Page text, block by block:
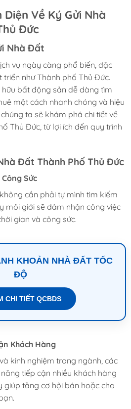
Về Ký Gửi Nhà
Đức
Nhà Đất
vụ ngày càng phổ biến, đặc
triển như Thành phố Thủ Đức.
hữu bất động sản dễ dàng tìm
một cách nhanh chóng và hiệu
ta sẽ khám phá chi tiết về
Thủ Đức, từ lợi ích đến quy trình
Đất Thành Phố Thủ Đức
Sức
cần phải tự mình tìm kiếm
môi giới sẽ đảm nhận công việc
gian và công sức.
KHOẢN NHÀ ĐẤT TỐC
ĐỘ
CHI TIẾT QCBDS
Khách Hàng
kinh nghiệm trong ngành, các
tiếp cận nhiều khách hàng
giúp tăng cơ hội bán hoặc cho